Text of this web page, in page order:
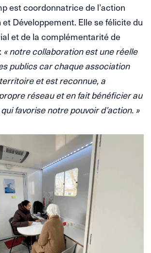
est coordonnatrice de l’action
Développement. Elle se félicite du
et de la complémentarité de
« notre collaboration est une réelle
publics car chaque association
et est reconnue, a
réseau et en fait bénéficier au
favorise notre pouvoir d’action. »